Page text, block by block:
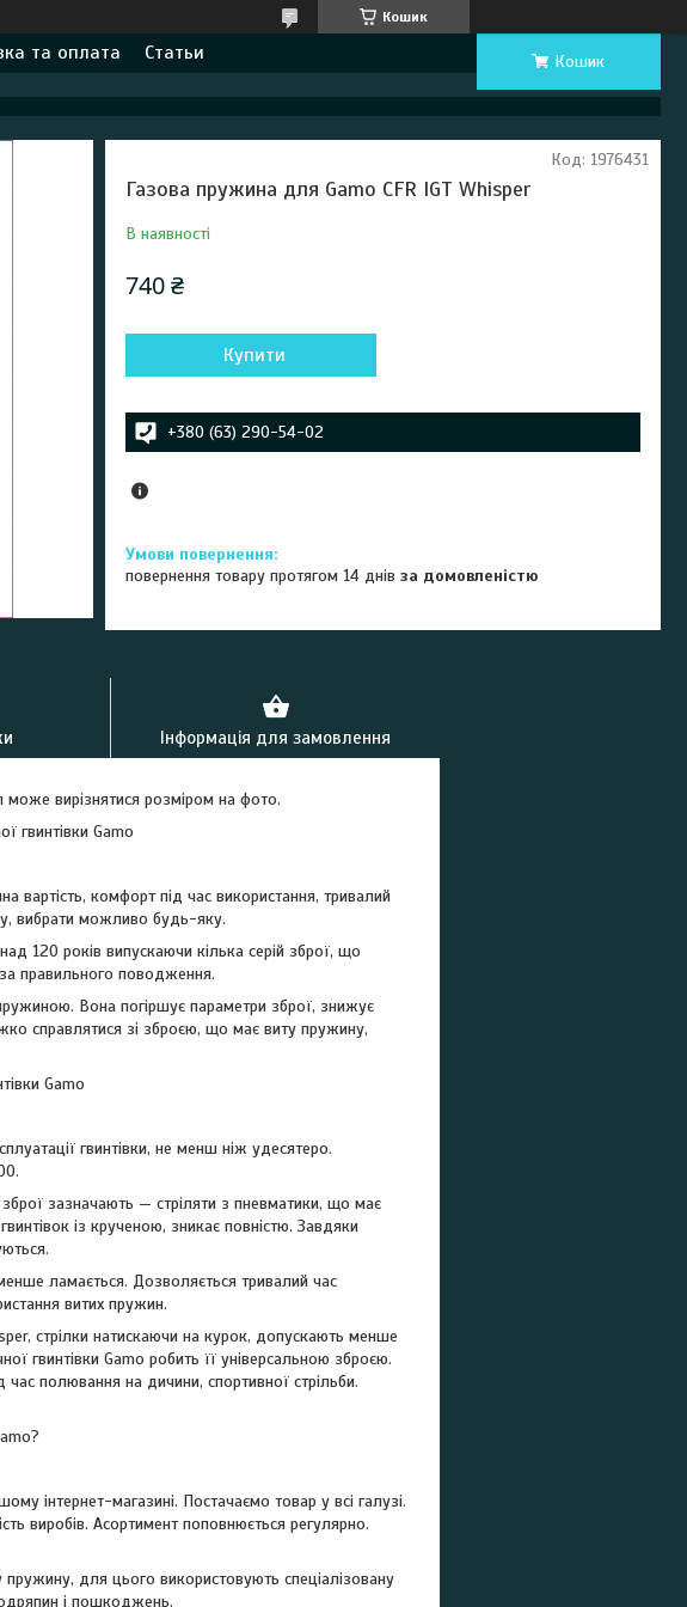
Кошик
та оплата Статьи Кошик
Газова пружина для Gamo CFR IGT Whisper
В наявності
Код: 1976431
740 ₴
Купити
+380 (63) 290-54-02
повернення товару протягом 14 днівза домовленістю
Інформація для замовлення
може вирізнятися розміром на фото.
гвинтівки Gamo
вартість, комфорт під час використання, тривалий
вибрати можливо будь-яку.
120 років випускаючи кілька серій зброї, що
за правильного поводження.
Вона погіршує параметри зброї, знижує
справлятися зі зброєю, що має виту пружину,
Gamo
гвинтівки, не менш ніж удесятеро.
зазначають — стріляти з пневматики, що має
із крученою, зникає повністю. Завдяки
ламається. Дозволяється тривалий час
витих пружин.
стрілки натискаючи на курок, допускають менше
гвинтівки Gamo робить її універсальною зброєю.
полювання на дичини, спортивної стрільби.
інтернет-магазині. Постачаємо товар у всі галузі.
виробів. Асортимент поповнюється регулярно.
для цього використовують спеціалізовану
і пошкоджень.